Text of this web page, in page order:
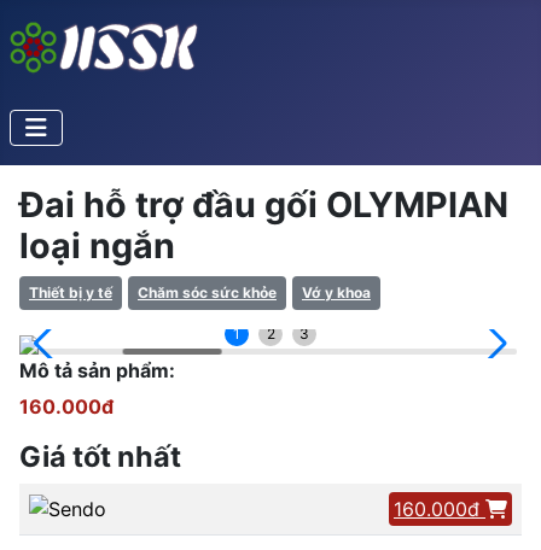
Đai hỗ trợ đầu gối OLYMPIAN
loại ngắn
Thiết bị y tế Chăm sóc sức khỏe Vớ y khoa
1 2 3
Mô tả sản phẩm:
160.000đ
Giá tốt nhất
160.000đ